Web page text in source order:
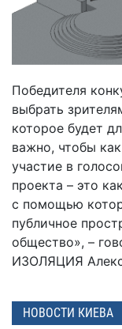
Победителя
выбрать
которое будет
важно, чтобы
участие в
проекта – это
с помощью
публичное
общество», –
ИЗОЛЯЦИЯ
НОВОСТИ КИЕВА